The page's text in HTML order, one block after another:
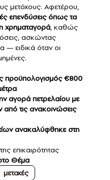
μετόχους. Αφετέρου,
επενδύσεις όπως τα
χρηματαγορά, καθώς
ασκώντας
— ειδικά όταν οι
προϋπολογισμός €800
αγορά πετρελαίου με
από τις ανακοινώσεις
ανακαλύφθηκε στη
επικαιρότητας
Θέμα
μετοχές